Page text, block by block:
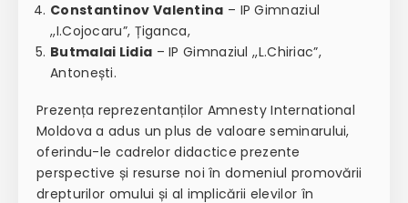
Constantinov Valentina – IP Gimnaziul
,,I.Cojocaru”, Țiganca,
Butmalai Lidia – IP Gimnaziul ,,L.Chiriac”,
Antonești.
Prezența reprezentanților Amnesty International
Moldova a adus un plus de valoare seminarului,
oferindu-le cadrelor didactice prezente
perspective și resurse noi în domeniul promovării
drepturilor omului și al implicării elevilor în